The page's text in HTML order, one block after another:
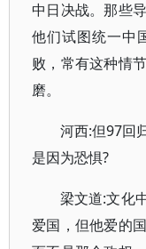
中日决战。那些
他们试图统一中
败，常有这种情
磨。
河西:但97回
是因为恐惧?
梁文道:文化
爱国，但他爱的